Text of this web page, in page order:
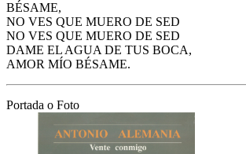
BÉSAME,
NO VES QUE MUERO DE SED
NO VES QUE MUERO DE SED
DAME EL AGUA DE TUS BOCA,
AMOR MÍO BÉSAME.
Portada o Foto